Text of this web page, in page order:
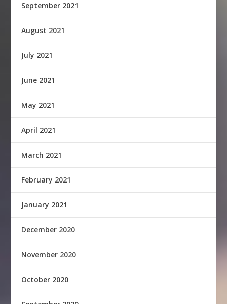
September 2021
August 2021
July 2021
June 2021
May 2021
April 2021
March 2021
February 2021
January 2021
December 2020
November 2020
October 2020